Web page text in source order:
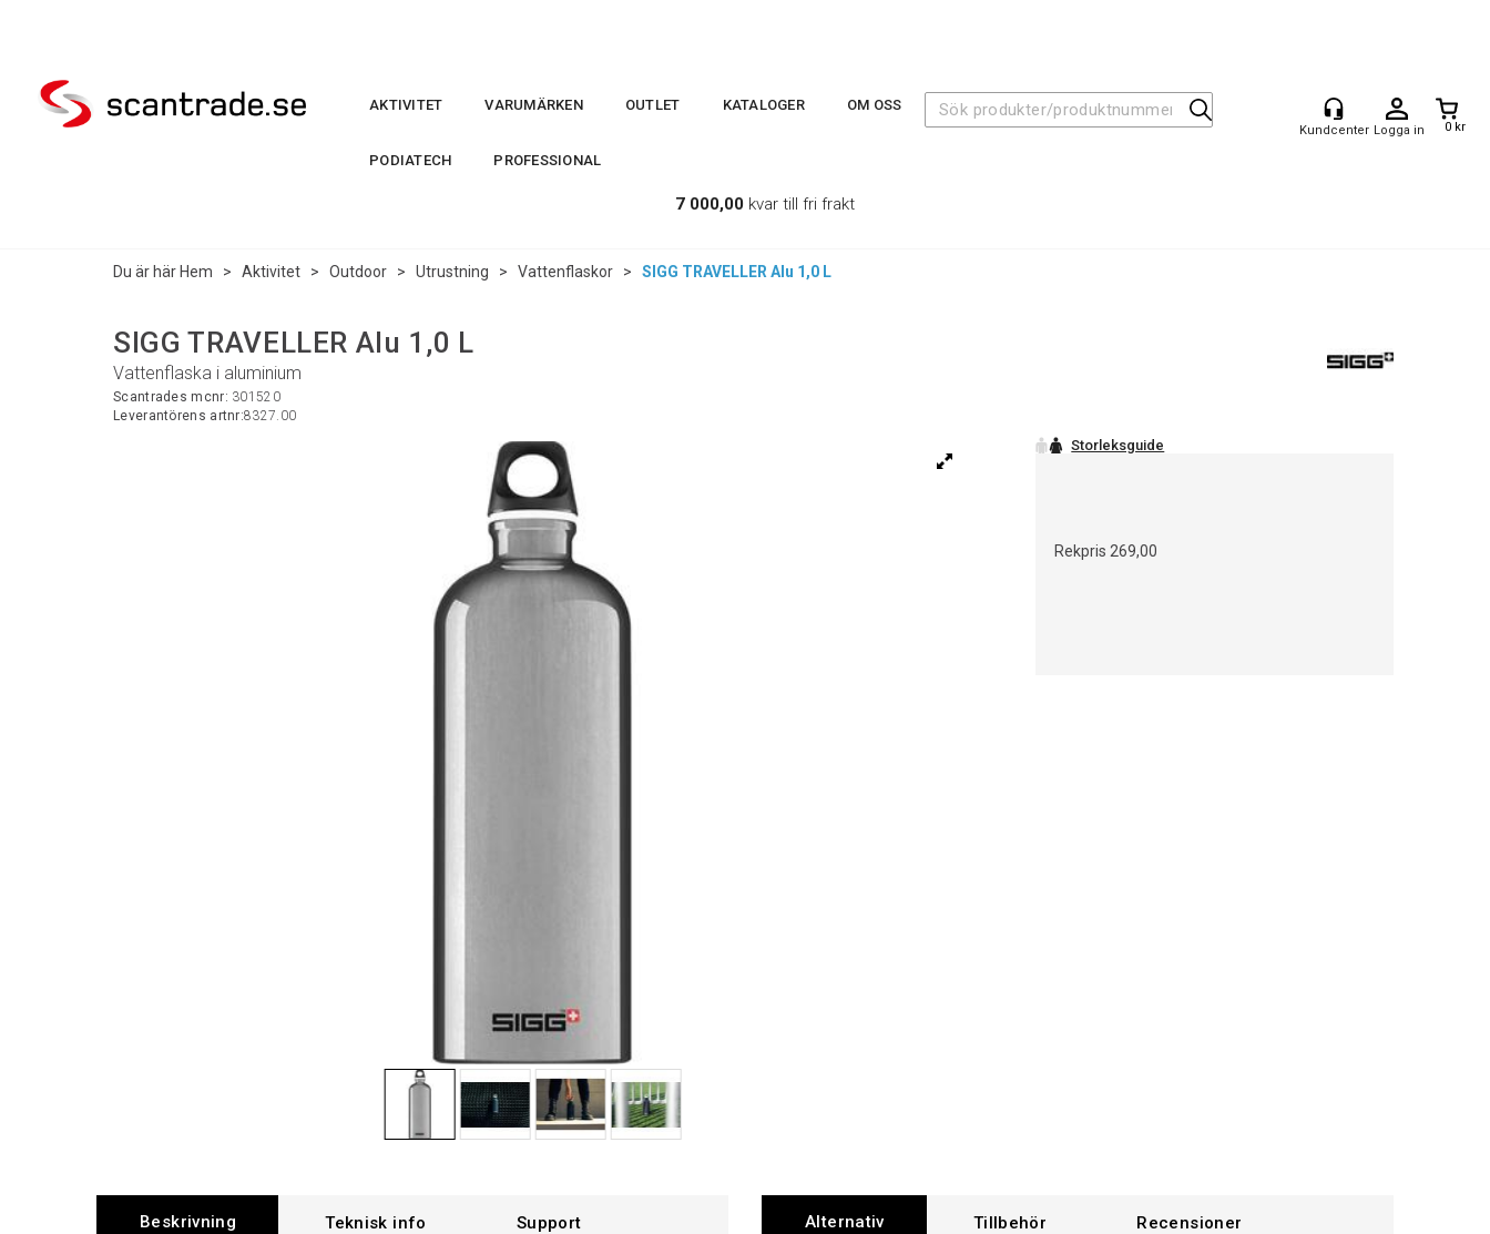
Logga in 0 kr
AKTIVITET VARUMÄRKEN OUTLET KATALOGER OM OSS
PODIATECH PROFESSIONAL
7 000,00 kvar till fri frakt
Du är här Hem > Aktivitet > Outdoor > Utrustning > Vattenflaskor > SIGG TRAVELLER Alu 1,0 L
SIGG TRAVELLER Alu 1,0 L
Vattenflaska i aluminium
Scantrades mcnr: 301520
Leverantörens artnr:8327.00
Rekpris 269,00
Beskrivning Support Alternativ Tillbehör Recensioner